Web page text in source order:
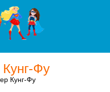
Кунг-Фу
Кунг-Фу